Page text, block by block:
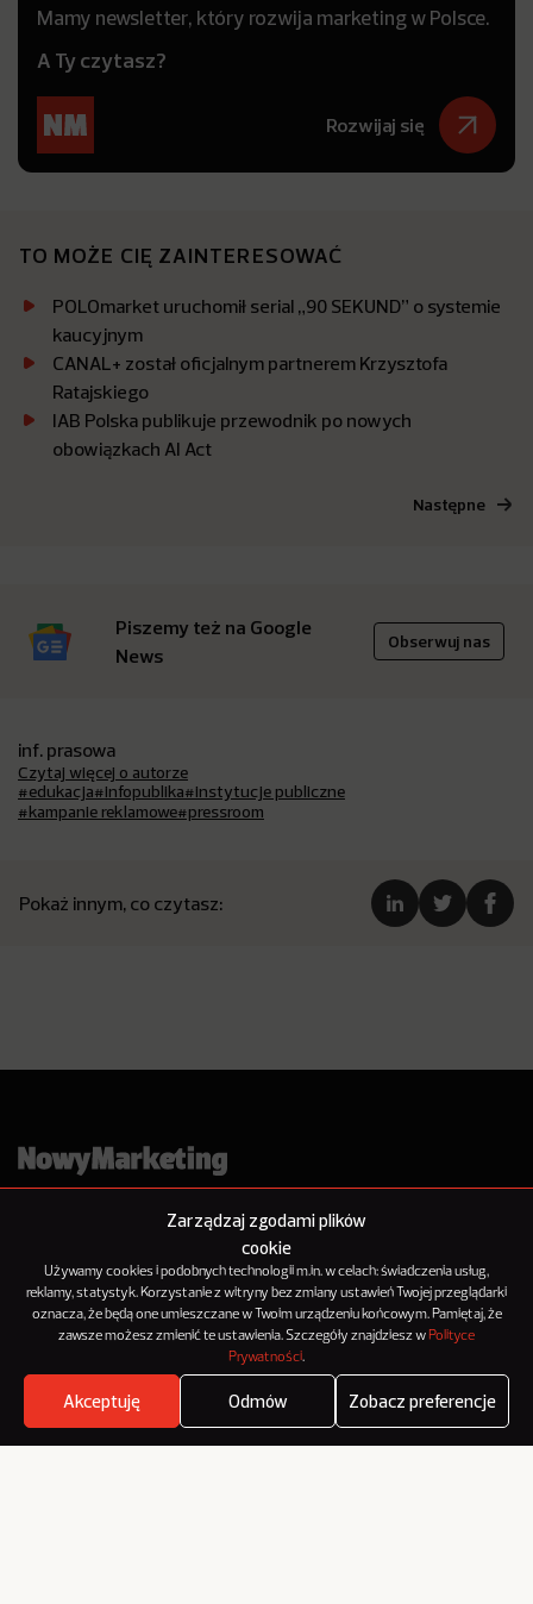
Zarządzaj zgodami plików
cookie
Używamy cookies i podobnych technologii m.in. w celach: świadczenia usług,
reklamy, statystyk. Korzystanie z witryny bez zmiany ustawień Twojej przeglądarki
oznacza, że będą one umieszczane w Twoim urządzeniu końcowym. Pamiętaj, że
zawsze możesz zmienić te ustawienia. Szczegóły znajdziesz w Polityce
Prywatności.
Akceptuję Odmów Zobacz preferencje
Mamy newsletter, który rozwija marketing w Polsce.
A Ty czytasz?
Rozwijaj się
TO MOŻE CIĘ ZAINTERESOWAĆ
POLOmarket uruchomił serial „90 SEKUND” o systemie
kaucyjnym
CANAL+ został oficjalnym partnerem Krzysztofa
Ratajskiego
IAB Polska publikuje przewodnik po nowych
obowiązkach AI Act
Następne
Piszemy też na Google
News
Obserwuj nas
inf. prasowa
Czytaj więcej o autorze
#edukacja#infopublika#instytucje publiczne
#kampanie reklamowe#pressroom
Pokaż innym, co czytasz:
Where's the beef?
O NowymMarketingu
Kontakt
Polityka Prywatności